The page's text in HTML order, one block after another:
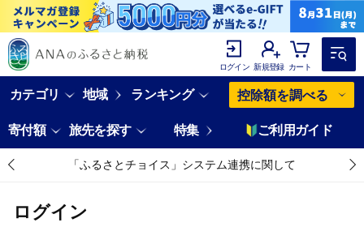
ログイン 新規登録 カート
カテゴリ 地域 ランキング 控除額を調べる
寄付額 旅先を探す 特集 ご利用ガイド
「ふるさとチョイス」システム連携に関して
ログイン